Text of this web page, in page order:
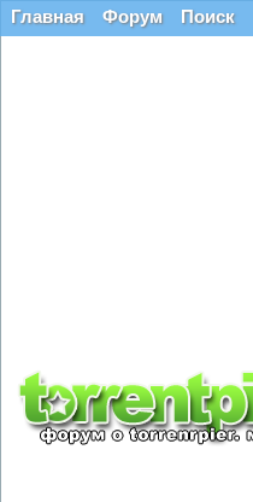
Главная Форум Поиск